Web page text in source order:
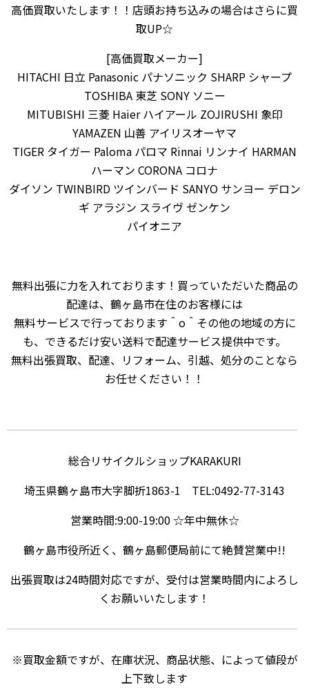
高価買取いたします！！店頭お持ち込みの場合はさらに買
取UP☆
[高価買取メーカー]
HITACHI 日立 Panasonic パナソニック SHARP シャープ
TOSHIBA 東芝 SONY ソニー
MITUBISHI 三菱 Haier ハイアール ZOJIRUSHI 象印
YAMAZEN 山善 アイリスオーヤマ
TIGER タイガー Paloma パロマ Rinnai リンナイ HARMAN
ハーマン CORONA コロナ
ダイソン TWINBIRD ツインバード SANYO サンヨー デロン
ギ アラジン スライヴ ゼンケン
パイオニア
無料出張に力を入れております！買っていただいた商品の
配達は、鶴ヶ島市在住のお客様には
無料サービスで行っております＾o＾その他の地域の方に
も、できるだけ安い送料で配達サービス提供中です。
無料出張買取、配達、リフォーム、引越、処分のことなら
お任せください！！
総合リサイクルショップKARAKURI
埼玉県鶴ヶ島市大字脚折1863-1 TEL:0492-77-3143
営業時間:9:00-19:00 ☆年中無休☆
鶴ヶ島市役所近く、鶴ヶ島郵便局前にて絶賛営業中!!
出張買取は24時間対応ですが、受付は営業時間内によろし
くお願いいたします！
※買取金額ですが、在庫状況、商品状態、によって値段が
上下致します